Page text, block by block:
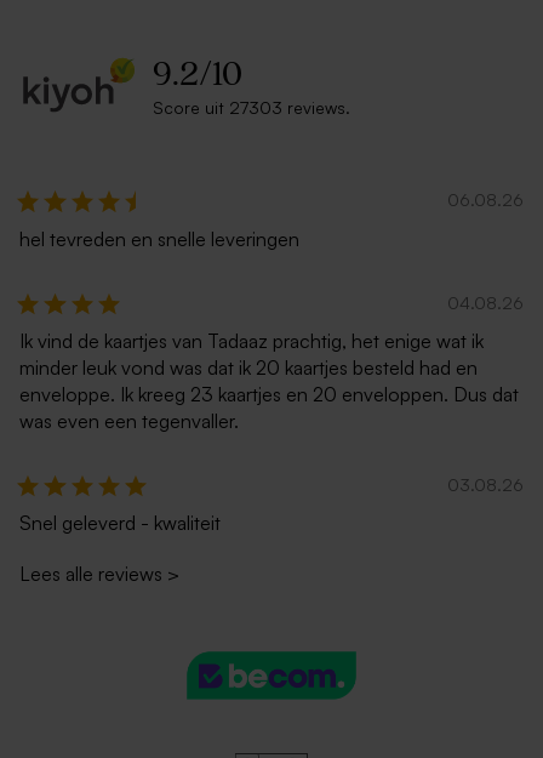
9.2/10
Score uit 27303 reviews.
06.08.26
hel tevreden en snelle leveringen
04.08.26
Ik vind de kaartjes van Tadaaz prachtig, het enige wat ik
minder leuk vond was dat ik 20 kaartjes besteld had en
enveloppe. Ik kreeg 23 kaartjes en 20 enveloppen. Dus dat
was even een tegenvaller.
03.08.26
Snel geleverd - kwaliteit
Lees alle reviews >